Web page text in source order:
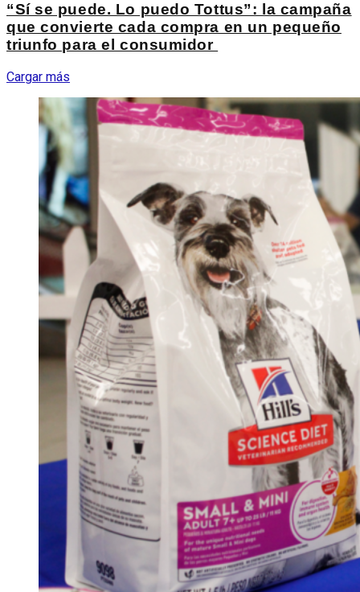
“Sí se puede. Lo puedo Tottus”: la campaña
que convierte cada compra en un pequeño
triunfo para el consumidor
Cargar más